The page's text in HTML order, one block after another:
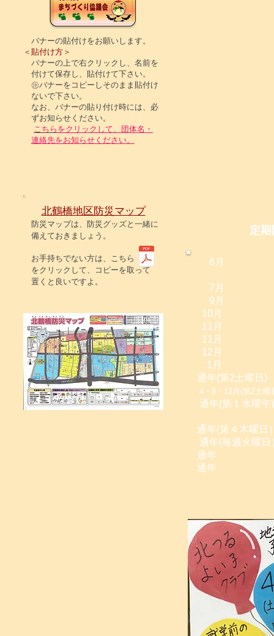
バナーの貼付けをお願いします。
＜貼付け方＞
バナーの上で右クリックし、名前を
付けて保存し、貼付けて下さい。
㊟バナーをコピーしそのまま貼付け
ないで下さい。
なお、バナーの貼り付け時には、必
ずお知らせください。
こちら をクリックして、団体名・
連絡先をお知らせください。
北鶴橋地区防災マップ
防災マップは、防災グッズと一緒に
備えておきましょう。
お手持ちでない方は、こちら
をクリックして、コピーを取って
置くと良いですよ。
定
6月 ス
7月 盆
9月 Aブ
10月 敬
11 月 ド
11月 ハ
12月
1月 餅
通年(第2土曜
4・8・12月(第2
通年(第１水曜午
通年(第４木曜
通年(毎週火曜
通年 地
通年 防